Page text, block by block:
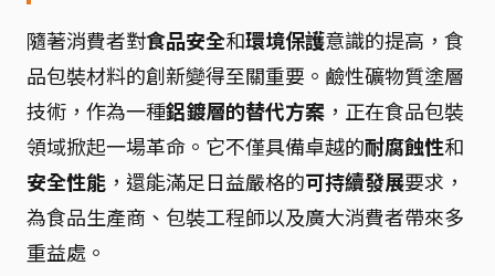
隨著消費者對食品安全和環境保護意識的提高，食
品包裝材料的創新變得至關重要。鹼性礦物質塗層
技術，作為一種鋁鍍層的替代方案 ，正在食品包裝
領域掀起一場革命。它不僅具備卓越的耐腐蝕性和
安全性能 ，還能滿足日益嚴格的可持續發展要求，
為食品生產商、包裝工程師以及廣大消費者帶來多
重益處。